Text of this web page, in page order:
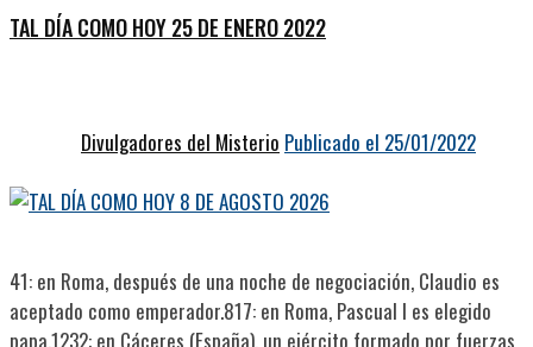
TAL DÍA COMO HOY 25 DE ENERO 2022
Divulgadores del Misterio Publicado el 25/01/2022
41: en Roma, después de una noche de negociación, Claudio es
aceptado como emperador.817: en Roma, Pascual I es elegido
papa.1232: en Cáceres (España), un ejército formado por fuerzas